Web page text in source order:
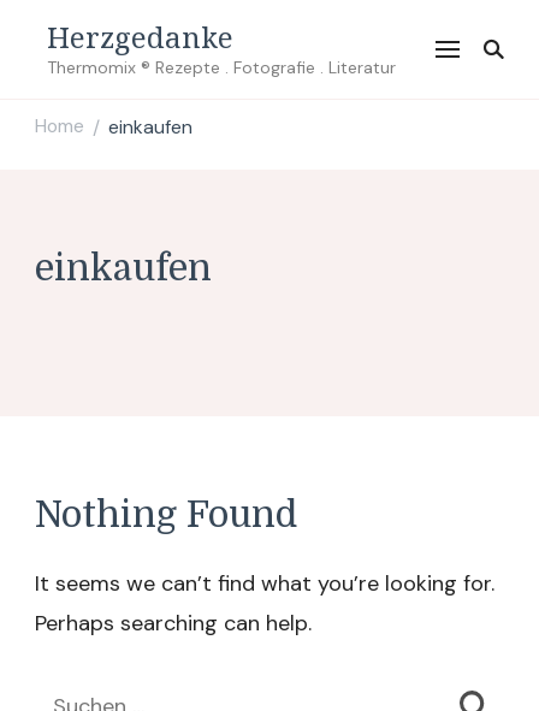
Herzgedanke
Thermomix ® Rezepte . Fotografie . Literatur
Home / einkaufen
einkaufen
Nothing Found
It seems we can’t find what you’re looking for.
Perhaps searching can help.
Suchen